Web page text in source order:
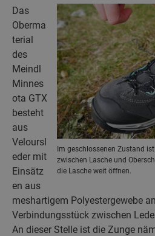
Im geschlossenen Zustand
zwischen Lasche und
die Lasche weit öffnen.
Das
Oberma
terial
des
Meindl
Minnes
ota GTX
besteht
aus
Veloursl
eder mit
Einsätz
en aus
meshartigem Polyestergewebe
Verbindungsstück zwischen
An dieser Stelle ist die Zunge